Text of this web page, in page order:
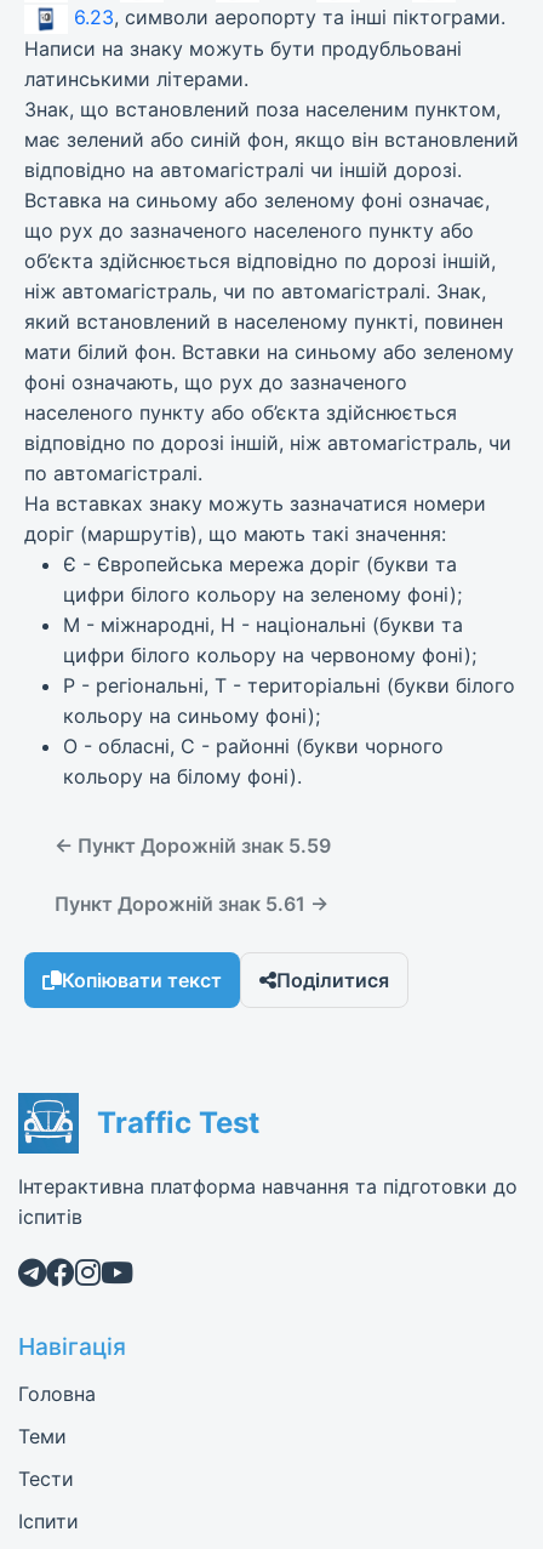
6.23, символи аеропорту та інші піктограми.
Написи на знаку можуть бути продубльовані
латинськими літерами.
Знак, що встановлений поза населеним пунктом,
має зелений або синій фон, якщо він встановлений
відповідно на автомагістралі чи іншій дорозі.
Вставка на синьому або зеленому фоні означає,
що рух до зазначеного населеного пункту або
об’єкта здійснюється відповідно по дорозі іншій,
ніж автомагістраль, чи по автомагістралі. Знак,
який встановлений в населеному пункті, повинен
мати білий фон. Вставки на синьому або зеленому
фоні означають, що рух до зазначеного
населеного пункту або об’єкта здійснюється
відповідно по дорозі іншій, ніж автомагістраль, чи
по автомагістралі.
На вставках знаку можуть зазначатися номери
доріг (маршрутів), що мають такі значення:
Є - Європейська мережа доріг (букви та
цифри білого кольору на зеленому фоні);
М - міжнародні, Н - національні (букви та
цифри білого кольору на червоному фоні);
Р - регіональні, Т - територіальні (букви білого
кольору на синьому фоні);
О - обласні, С - районні (букви чорного
кольору на білому фоні).
← Пункт Дорожній знак 5.59
Пункт Дорожній знак 5.61 →
Копіювати текст Поділитися
Traffic Test
Інтерактивна платформа навчання та підготовки до
іспитів
Навігація
Головна
Теми
Тести
Іспити